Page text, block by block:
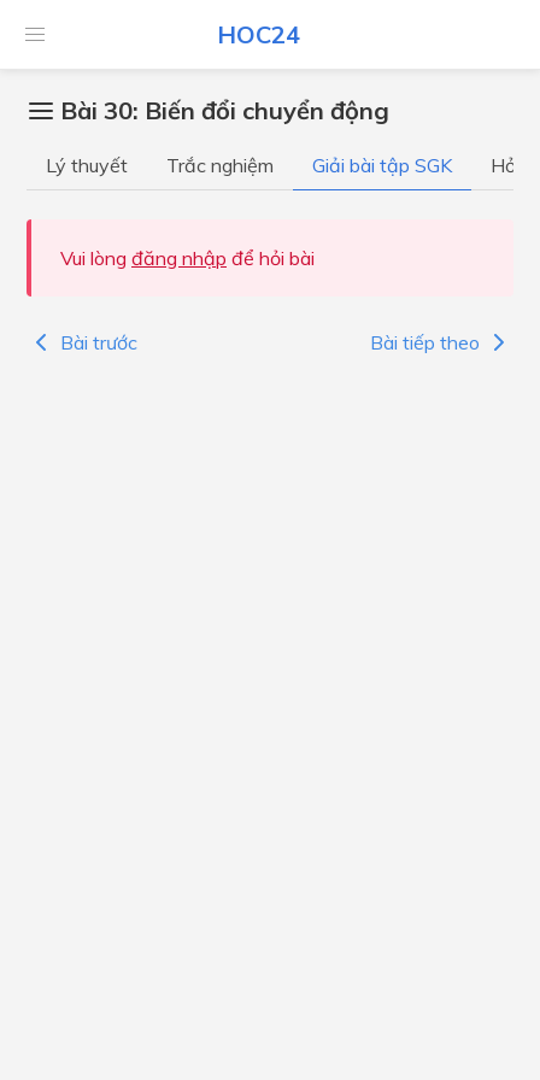
HOC24
Bài 30: Biến đổi chuyển động
Lý thuyết Trắc nghiệm Giải bài tập SGK Hỏi
Vui lòng đăng nhập để hỏi bài
Bài trước Bài tiếp theo